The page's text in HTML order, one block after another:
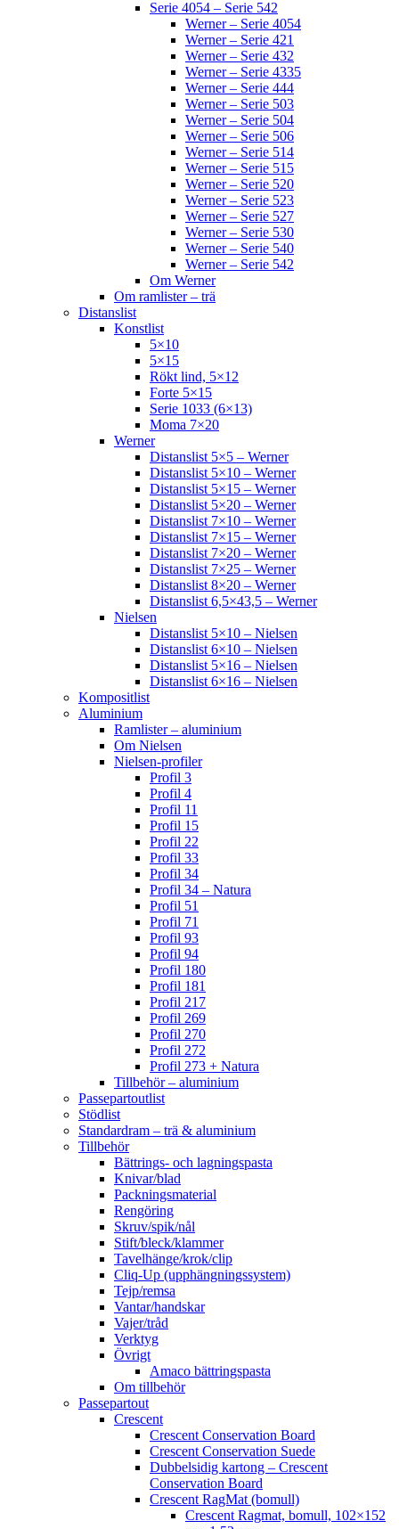
Serie 4054 – Serie 542
Werner – Serie 4054
Werner – Serie 421
Werner – Serie 432
Werner – Serie 4335
Werner – Serie 444
Werner – Serie 503
Werner – Serie 504
Werner – Serie 506
Werner – Serie 514
Werner – Serie 515
Werner – Serie 520
Werner – Serie 523
Werner – Serie 527
Werner – Serie 530
Werner – Serie 540
Werner – Serie 542
Om Werner
Om ramlister – trä
Distanslist
Konstlist
5×10
5×15
Rökt lind, 5×12
Forte 5×15
Serie 1033 (6×13)
Moma 7×20
Werner
Distanslist 5×5 – Werner
Distanslist 5×10 – Werner
Distanslist 5×15 – Werner
Distanslist 5×20 – Werner
Distanslist 7×10 – Werner
Distanslist 7×15 – Werner
Distanslist 7×20 – Werner
Distanslist 7×25 – Werner
Distanslist 8×20 – Werner
Distanslist 6,5×43,5 – Werner
Nielsen
Distanslist 5×10 – Nielsen
Distanslist 6×10 – Nielsen
Distanslist 5×16 – Nielsen
Distanslist 6×16 – Nielsen
Kompositlist
Aluminium
Ramlister – aluminium
Om Nielsen
Nielsen-profiler
Profil 3
Profil 4
Profil 11
Profil 15
Profil 22
Profil 33
Profil 34
Profil 34 – Natura
Profil 51
Profil 71
Profil 93
Profil 94
Profil 180
Profil 181
Profil 217
Profil 269
Profil 270
Profil 272
Profil 273 + Natura
Tillbehör – aluminium
Passepartoutlist
Stödlist
Standardram – trä & aluminium
Tillbehör
Bättrings- och lagningspasta
Knivar/blad
Packningsmaterial
Rengöring
Skruv/spik/nål
Stift/bleck/klammer
Tavelhänge/krok/clip
Cliq-Up (upphängningssystem)
Tejp/remsa
Vantar/handskar
Vajer/tråd
Verktyg
Övrigt
Amaco bättringspasta
Om tillbehör
Passepartout
Crescent
Crescent Conservation Board
Crescent Conservation Suede
Dubbelsidig kartong – Crescent
Conservation Board
Crescent RagMat (bomull)
Crescent Ragmat, bomull, 102×152